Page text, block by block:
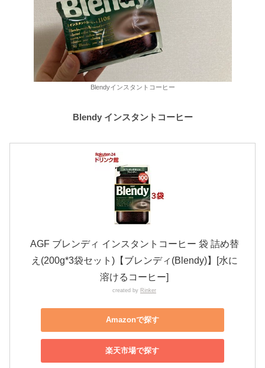
Blendyインスタントコーヒー
Blendy インスタントコーヒー
AGF ブレンディ インスタントコーヒー 袋 詰め替
え(200g*3袋セット)【ブレンディ(Blendy)】[水に
溶けるコーヒー]
created by Rinker
Amazonで探す
楽天市場で探す